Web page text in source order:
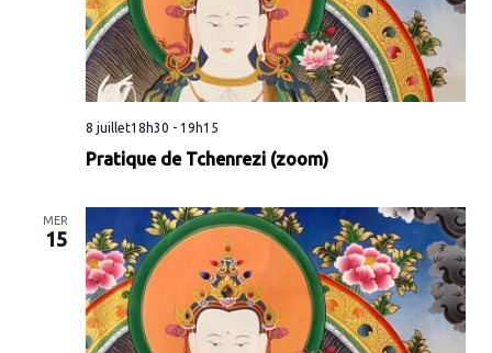
Pratique de Tchenrezi (zoom)
8 juillet18h30 - 19h15
MER
15